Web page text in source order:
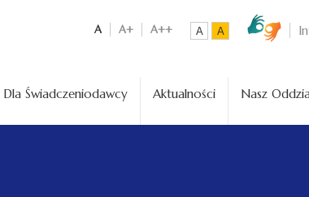
A A+ A++ A A
Dla Świadczeniodawcy Aktualności Nasz